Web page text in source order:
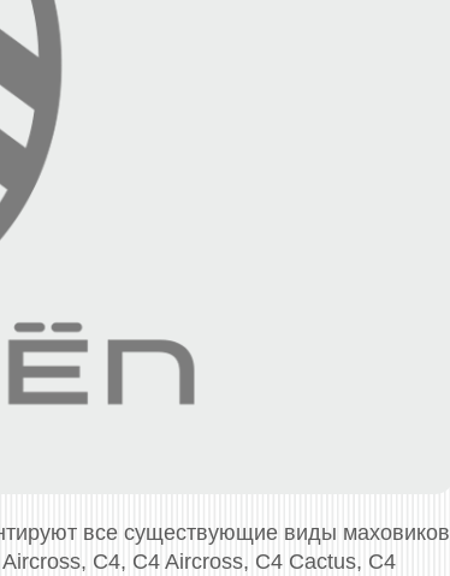
все существующие виды маховиков
C4, C4 Aircross, C4 Cactus, C4